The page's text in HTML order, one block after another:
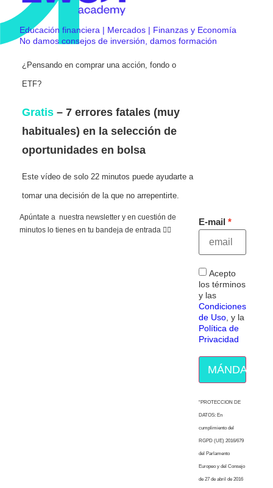
Educación financiera | Mercados | Finanzas y Economía
No damos consejos de inversión, damos formación
¿Pensando en comprar una acción, fondo o
ETF?
Gratis – 7 errores fatales (muy
habituales) en la selección de
oportunidades en bolsa
Este vídeo de solo 22 minutos puede ayudarte a
tomar una decisión de la que no arrepentirte.
Apúntate a nuestra newsletter y en cuestión de
minutos lo tienes en tu bandeja de entrada 👇🏻
E-mail
Acepto
los términos
y las
Condiciones
de Uso , y la
Política de
Privacidad
MÁNDAME
“PROTECCION DE
DATOS: En
cumplimiento del
RGPD (UE) 2016/679
del Parlamento
Europeo y del Consejo
de 27 de abril de 2016